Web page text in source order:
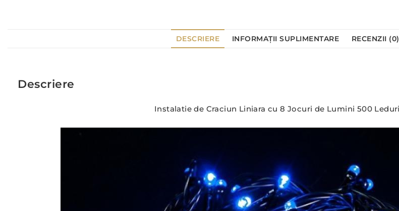
DESCRIERE INFORMAȚII SUPLIMENTARE RECENZII (0)
Descriere
Instalatie de Craciun Liniara cu 8 Jocuri de Lumini 500